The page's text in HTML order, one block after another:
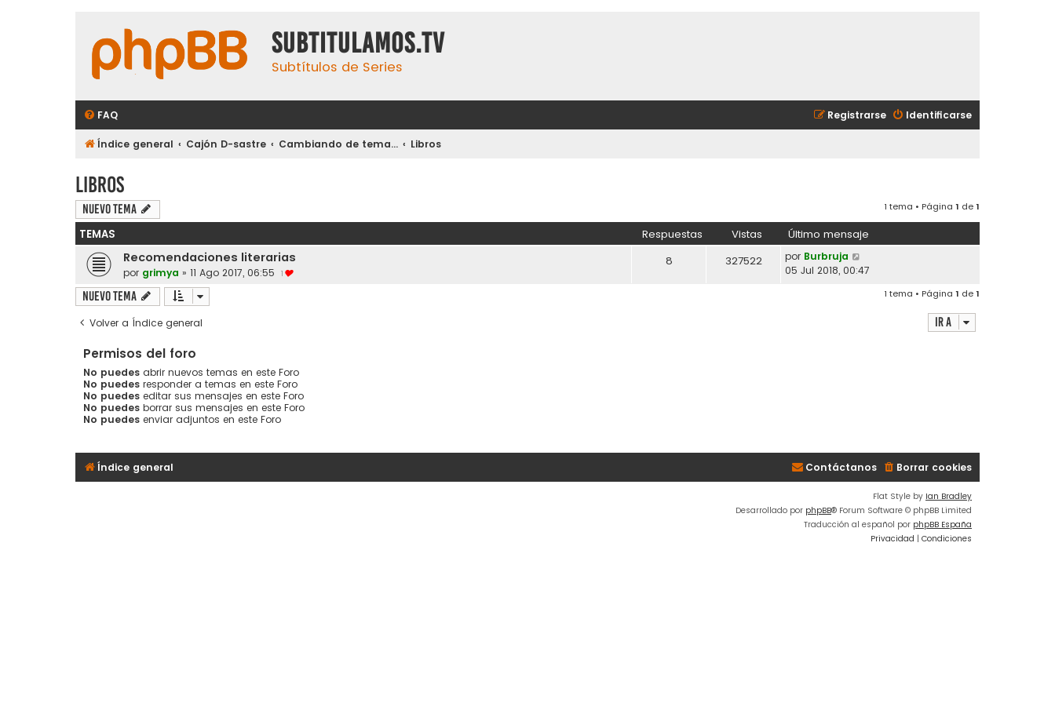
subtitulamos.tv
Subtítulos de Series
FAQ Identificarse
Registrarse
Índice general Cajón D-sastre Cambiando de tema... Libros
Libros
Nuevo Tema 1 tema • Página 1 de1
TEMAS Respuestas Vistas Último mensaje
Recomendaciones literarias
por grimya » 11 Ago 2017, 06:55 1
8 327522 por Burbruja
05 Jul 2018, 00:47
Nuevo Tema 1 tema • Página 1 de1
Volver a Índice general Ir a
Permisos del foro
No puedes abrir nuevos temas en este Foro
No puedes responder a temas en este Foro
No puedes editar sus mensajes en este Foro
No puedes borrar sus mensajes en este Foro
No puedes enviar adjuntos en este Foro
Índice general Borrar cookies
Contáctanos
Flat Style by Ian Bradley
Desarrollado por phpBB® Forum Software © phpBB Limited
Traducción al español por phpBB España
Privacidad | Condiciones